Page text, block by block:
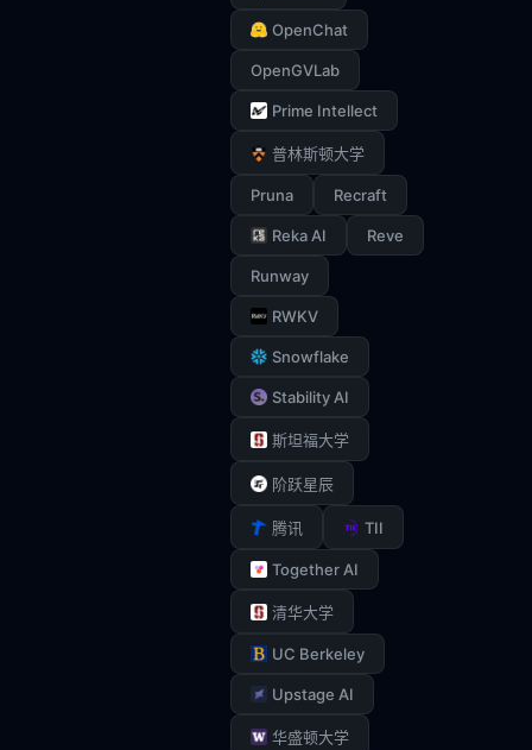
OpenChat
OpenGVLab
Prime Intellect
普林斯顿大学
Pruna Recraft
Reka AI Reve
Runway
RWKV
Snowflake
Stability AI
斯坦福大学
阶跃星辰
腾讯 TII
Together AI
清华大学
UC Berkeley
Upstage AI
华盛顿大学